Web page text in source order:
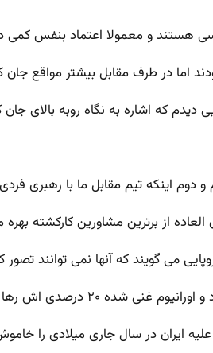
اما در طرف مقابل بیشتر مواقع
دیدم که اشاره به نگاه روبه بالای
دوم اینکه تیم مقابل ما با رهبری
از برترین مشاورین کارکشته
می گویند که آنها نمی توانند
این مذاکرات و یا شکست آن
ایران در سال جاری میلادی را